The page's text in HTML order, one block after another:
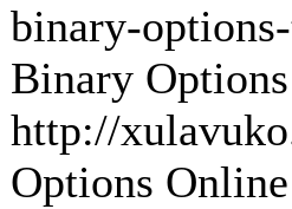
binary-
Binary
http://
Options